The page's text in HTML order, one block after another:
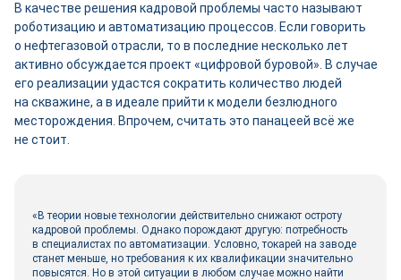
В качестве решения кадровой проблемы часто называют
роботизацию и автоматизацию процессов. Если говорить
о нефтегазовой отрасли, то в последние несколько лет
активно обсуждается проект «цифровой буровой». В случае
его реализации удастся сократить количество людей
на скважине, а в идеале прийти к модели безлюдного
месторождения. Впрочем, считать это панацеей всё же
не стоит.
«В теории новые технологии действительно снижают остроту
кадровой проблемы. Однако порождают другую: потребность
в специалистах по автоматизации. Условно, токарей на заводе
станет меньше, но требования к их квалификации значительно
повысятся. Но в этой ситуации в любом случае можно найти